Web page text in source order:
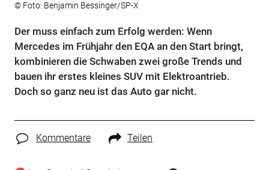
© Foto: Benjamin Bessinger/SP-X
Der muss einfach zum Erfolg werden: Wenn
Mercedes im Frühjahr den EQA an den Start bringt,
kombinieren die Schwaben zwei große Trends und
bauen ihr erstes kleines SUV mit Elektroantrieb.
Doch so ganz neu ist das Auto gar nicht.
Kommentare Teilen